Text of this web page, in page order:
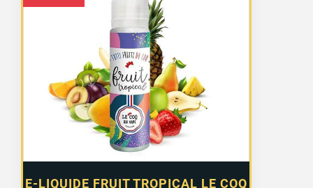
E-LIQUIDE FRUIT TROPICAL LE COQ